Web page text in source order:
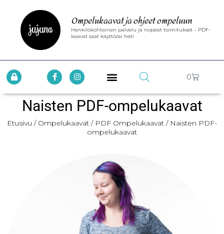
Ompelukaavat ja ohjeet ompeluun
Henkilökohtainen palvelu ja nopeat toimitukset – PDF-
kaavat saat käyttöösi heti
0
Naisten PDF-ompelukaavat
Etusivu / Ompelukaavat / PDF Ompelukaavat / Naisten PDF-
ompelukaavat